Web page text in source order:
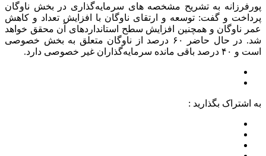
پورفرزانه به تشریح مشخصه های سرمایه‌گذاری در بخش ناوگان
پرداخت و گفت: توسعه و ارتقای ناوگان با افزایش تعداد و کاهش
عمر ناوگان و همچنین افزایش سطح استانداردهای آن محقق خواهد
شد. در حال حاضر ۶۰ درصد از ناوگان متعلق به بخش خصوصی
است و ۴۰ درصد باقی مانده سرمایه‌گذاران غیر خصوصی دارد.
به اشتراک بگذارید :